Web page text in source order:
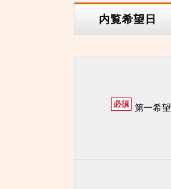
内覧希望日
必須 第一希望